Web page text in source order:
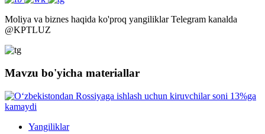
Moliya va biznes haqida ko'proq yangiliklar Telegram kanalda
@KPTLUZ
Mavzu bo'yicha materiallar
Yangiliklar